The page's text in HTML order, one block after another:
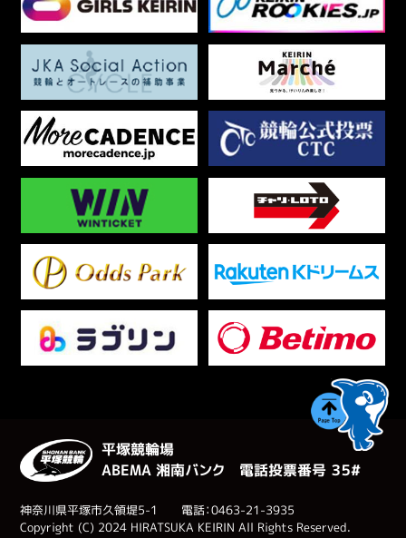
平塚競輪場
ABEMA 湘南バンク 電話投票番号 ３５#
神奈川県平塚市久領堤5-1 電話：0463-21-3935
Copyright (C) 2024 HIRATSUKA KEIRIN All Rights Reserved.